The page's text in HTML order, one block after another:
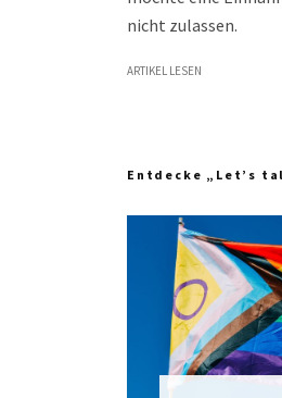
nicht zulassen.
ARTIKEL LESEN
Entdecke „Let’s